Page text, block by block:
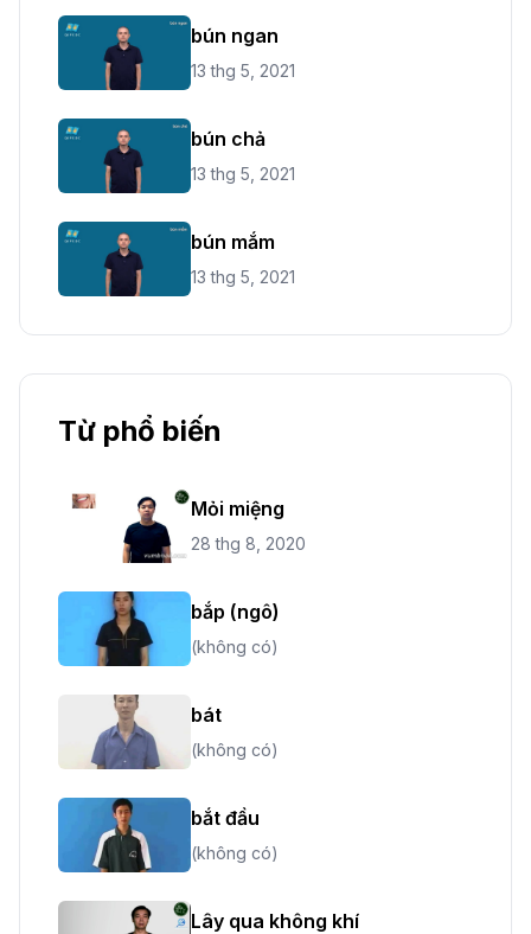
bún ngan
13 thg 5, 2021
bún chả
13 thg 5, 2021
bún mắm
13 thg 5, 2021
Từ phổ biến
Mỏi miệng
28 thg 8, 2020
bắp (ngô)
(không có)
bát
(không có)
bắt đầu
(không có)
Lây qua không khí